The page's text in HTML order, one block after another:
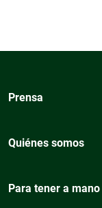
Prensa
Quiénes somos
Para tener a mano